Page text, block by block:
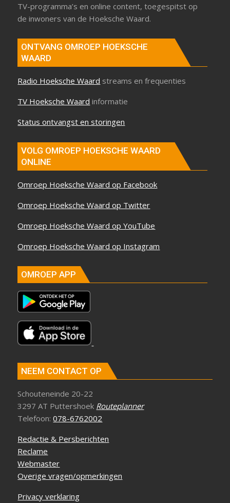
TV-programma’s en online content, toegespitst op
de inwoners van de Hoeksche Waard.
ONTVANG OMROEP HOEKSCHE
WAARD
Radio Hoeksche Waard streams en frequenties
TV Hoeksche Waard informatie
Status ontvangst en storingen
VOLG OMROEP HOEKSCHE WAARD
ONLINE
Omroep Hoeksche Waard op Facebook
Omroep Hoeksche Waard op Twitter
Omroep Hoeksche Waard op YouTube
Omroep Hoeksche Waard op Instagram
OMROEP APP
NEEM CONTACT OP
Schouteneinde 20-22
3297 AT Puttershoek Routeplanner
Telefoon:078-6762002
Redactie & Persberichten
Reclame
Webmaster
Overige vragen/opmerkingen
Privacy verklaring